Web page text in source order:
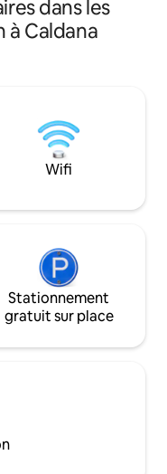
ville.
di
et
de
les
privatif avec
avec canapés,
extérieur et une
promet des
étoiles, entre
dîners en plein
inoubliable vous
dans les
à Caldana
Wifi
Stationnement
gratuit sur place